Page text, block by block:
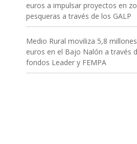
euros a impulsar proyectos en
pesqueras a través de los GALP
Medio Rural moviliza 5,8
euros en el Bajo Nalón a través
fondos Leader y FEMPA